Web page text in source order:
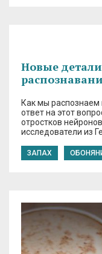
Новые
Как мы
ответ на этот
отростков
исследователи из
ЗАПАХ